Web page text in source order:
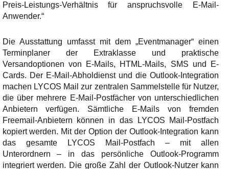
Preis-Leistungs-Verhältnis für anspruchsvolle E-Mail-
Anwender.“
Die Ausstattung umfasst mit dem „Eventmanager“ einen
Terminplaner der Extraklasse und praktische
Versandoptionen von E-Mails, HTML-Mails, SMS und E-
Cards. Der E-Mail-Abholdienst und die Outlook-Integration
machen LYCOS Mail zur zentralen Sammelstelle für Nutzer,
die über mehrere E-Mail-Postfächer von unterschiedlichen
Anbietern verfügen. Sämtliche E-Mails von fremden
Freemail-Anbietern können in das LYCOS Mail-Postfach
kopiert werden. Mit der Option der Outlook-Integration kann
das gesamte LYCOS Mail-Postfach – mit allen
Unterordnern – in das persönliche Outlook-Programm
integriert werden. Die große Zahl der Outlook-Nutzer kann